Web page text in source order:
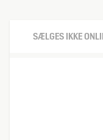
SÆLGES IKKE